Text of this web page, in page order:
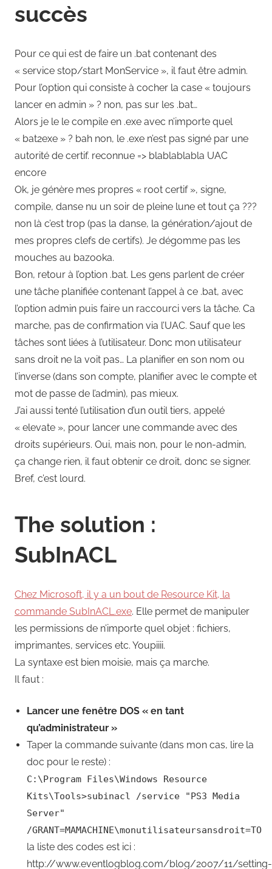
succès
Pour ce qui est de faire un .bat contenant des
« service stop/start MonService », il faut être admin.
Pour l’option qui consiste à cocher la case « toujours
lancer en admin » ? non, pas sur les .bat…
Alors je le le compile en .exe avec n’importe quel
« bat2exe » ? bah non, le .exe n’est pas signé par une
autorité de certif. reconnue => blablablabla UAC
encore
Ok, je génère mes propres « root certif », signe,
compile, danse nu un soir de pleine lune et tout ça ???
non là c’est trop (pas la danse, la génération/ajout de
mes propres clefs de certifs). Je dégomme pas les
mouches au bazooka.
Bon, retour à l’option .bat. Les gens parlent de créer
une tâche planifiée contenant l’appel à ce .bat, avec
l’option admin puis faire un raccourci vers la tâche. Ca
marche, pas de confirmation via l’UAC. Sauf que les
tâches sont liées à l’utilisateur. Donc mon utilisateur
sans droit ne la voit pas… La planifier en son nom ou
l’inverse (dans son compte, planifier avec le compte et
mot de passe de l’admin), pas mieux.
J’ai aussi tenté l’utilisation d’un outil tiers, appelé
« elevate », pour lancer une commande avec des
droits supérieurs. Oui, mais non, pour le non-admin,
ça change rien, il faut obtenir ce droit, donc se signer.
Bref, c’est lourd.
The solution :
SubInACL
Chez Microsoft, il y a un bout de Resource Kit, la
commande SubInACL.exe. Elle permet de manipuler
les permissions de n’importe quel objet : fichiers,
imprimantes, services etc. Youpiiii.
La syntaxe est bien moisie, mais ça marche.
Il faut :
Lancer une fenêtre DOS « en tant
qu’administrateur »
Taper la commande suivante (dans mon cas, lire la
doc pour le reste) :
C:\Program Files\Windows Resource
Kits\Tools>subinacl /service "PS3 Media
Server"
/GRANT=MAMACHINE\monutilisateursansdroit=TO
la liste des codes est ici :
http://www.eventlogblog.com/blog/2007/11/setting-